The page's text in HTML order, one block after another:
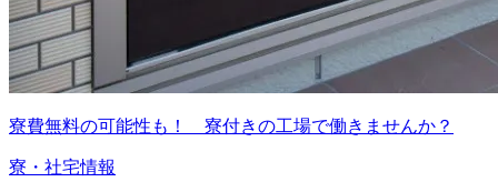
寮費無料の可能性も！ 寮付きの工場で働きませんか？
寮・社宅情報